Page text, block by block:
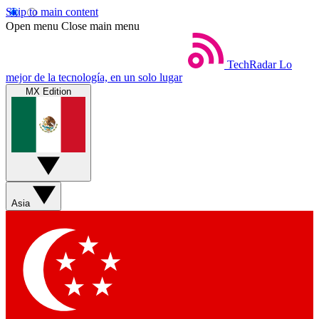
Skip to main content
Open menu Close main menu
TechRadar Lo
mejor de la tecnología, en un solo lugar
MX Edition
Asia